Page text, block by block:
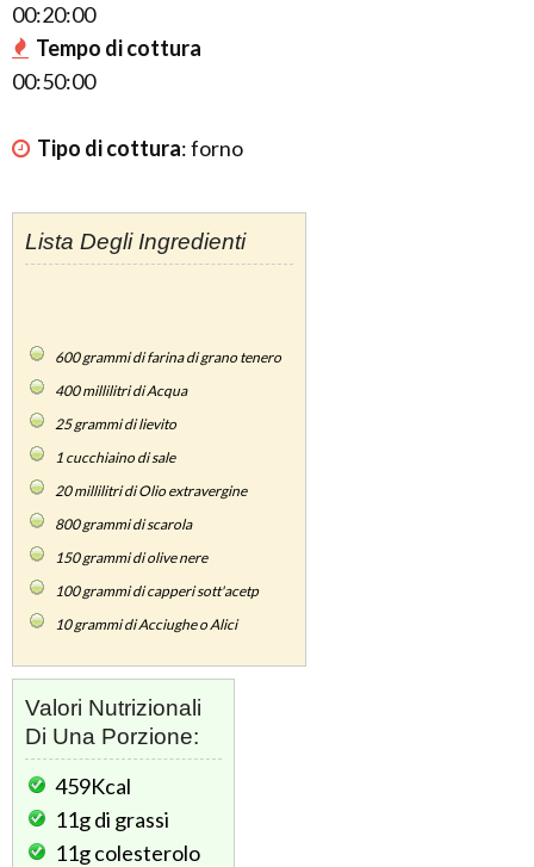
00:20:00
Tempo di cottura
00:50:00
Tipo di cottura:forno
Lista Degli Ingredienti
600grammi di farina di grano tenero
400millilitri di Acqua
25grammi di lievito
1 cucchiaino di sale
20millilitri di Olio extravergine
800grammi di scarola
150grammi di olive nere
100grammi di capperi sott'acetp
10grammi di Acciughe o Alici
Valori Nutrizionali
Di Una Porzione:
459Kcal
11gdi grassi
11gcolesterolo